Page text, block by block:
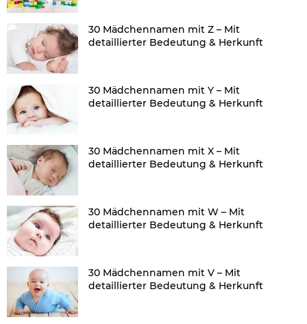
30 Mädchennamen mit Z – Mit
detaillierter Bedeutung & Herkunft
30 Mädchennamen mit Y – Mit
detaillierter Bedeutung & Herkunft
30 Mädchennamen mit X – Mit
detaillierter Bedeutung & Herkunft
30 Mädchennamen mit W – Mit
detaillierter Bedeutung & Herkunft
30 Mädchennamen mit V – Mit
detaillierter Bedeutung & Herkunft